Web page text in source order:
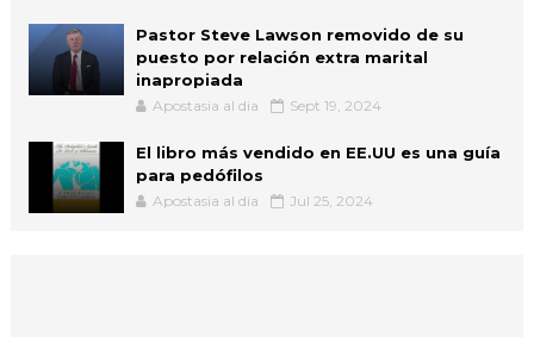
Pastor Steve Lawson removido de su
puesto por relación extra marital
inapropiada
Apostasia al dia Sept 19, 2024
El libro más vendido en EE.UU es una guía
para pedófilos
Apostasia al dia Jul 25, 2024